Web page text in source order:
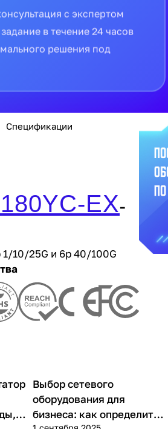
в течение 24 часов
решения под
Спецификации
EX-
1/10/25G и 6p 40/100G
Советы покупателям
Выбор сетевого
оборудования для
бизнеса: как определить